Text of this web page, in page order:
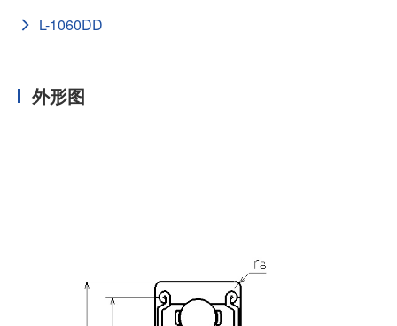
L-1060DD
外形图